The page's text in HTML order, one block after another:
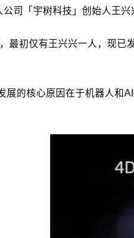
司「宇树科技」创始人王
最初仅有王兴兴一人，现
展的核心原因在于机器人和